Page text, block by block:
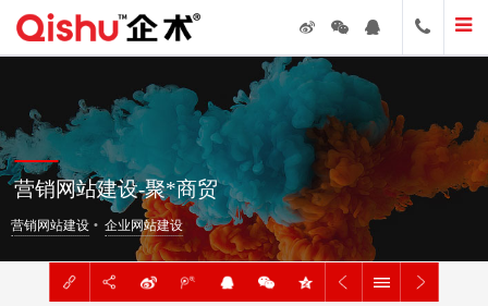
营销网站建设-聚*商贸
营销网站建设 企业网站建设